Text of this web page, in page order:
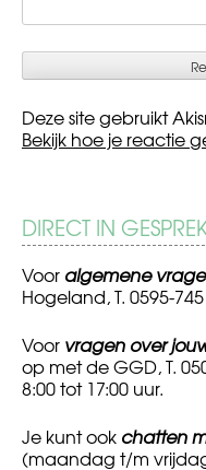
Deze site gebruikt
Bekijk hoe je reactie
DIRECT IN
Voor algemene
Hogeland, T. 0595-
Voor vragen over
op met de GGD, T.
8:00 tot 17:00 uur.
Je kunt ook chatten
(maandag t/m